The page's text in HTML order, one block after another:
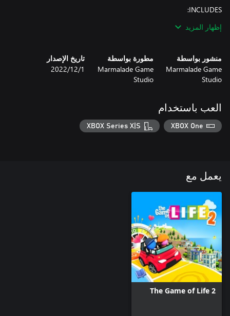
- CRAFT YOUR STORY – Build a family, find love, pursue a career
stomp into your collection today!
إظهار المزيد
منشور بواسطة
Marmalade Game
Studio
مطورة بواسطة
Marmalade Game
Studio
تاريخ الإصدار
1‏/12‏/2022
العب باستخدام
XBOX One
XBOX Series X|S
يعمل مع
The Game of Life 2